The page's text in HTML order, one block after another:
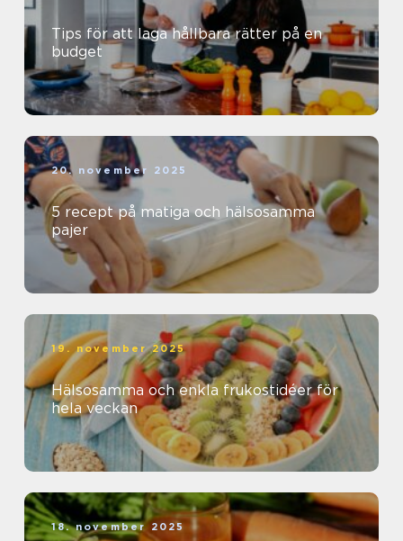
Tips för att laga hållbara rätter på en
budget
20. november 2025
5 recept på matiga och hälsosamma
pajer
19. november 2025
Hälsosamma och enkla frukostidéer för
hela veckan
18. november 2025